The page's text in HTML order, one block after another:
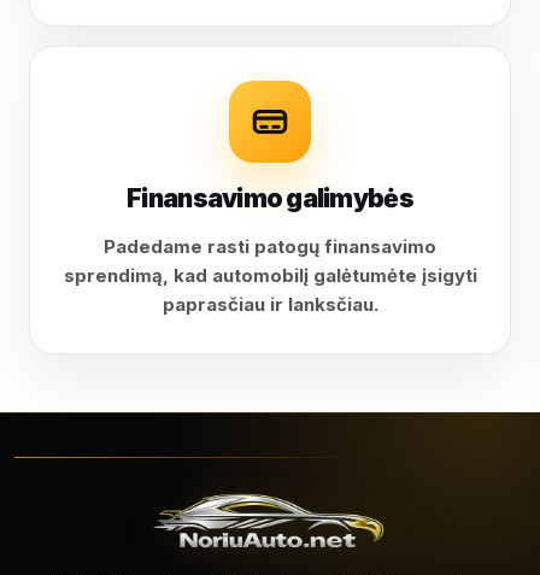
Finansavimo galimybės
Padedame rasti patogų finansavimo
sprendimą, kad automobilį galėtumėte įsigyti
paprasčiau ir lanksčiau.